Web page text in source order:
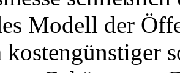
Modell der